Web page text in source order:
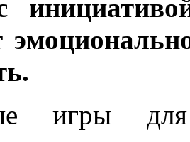
игры